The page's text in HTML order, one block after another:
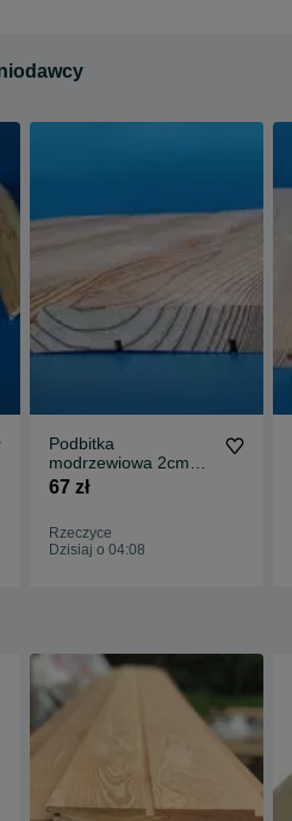
Podbitka
modrzewiowa 2cm
(Cena brutto)
67 zł
Rzeczyce
Dzisiaj o 04:08